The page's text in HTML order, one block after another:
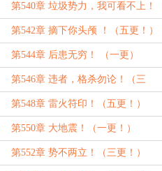
第540章 垃圾势力，我可看不上！
（三更！）
第542章 摘下你头颅 ！（五更！）
第544章 后患无穷！ （一更）
第546章 违者，格杀勿论！（三
更！）
第548章 雷火符印！（五更！）
第550章 大地震！（一更！）
第552章 势不两立！（三更！）